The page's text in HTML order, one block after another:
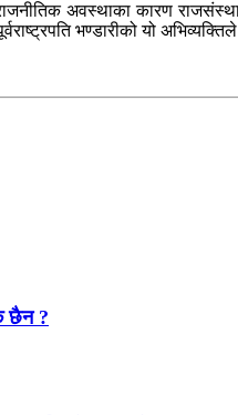
अवस्थाका कारण
भण्डारीको यो
छैन ?